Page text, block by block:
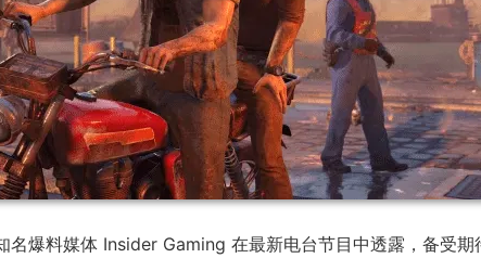
爆料媒体 Insider Gaming 在最新电台节目中透露，备受